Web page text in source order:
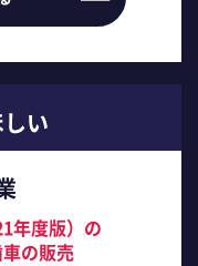
い
年度版）の
の販売